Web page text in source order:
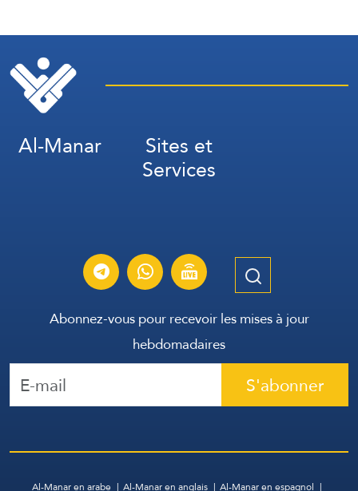
Al-Manar Sites et
Services
Abonnez-vous pour recevoir les mises à jour
hebdomadaires
S'abonner
Al-Manar en arabe Al-Manar en anglais Al-Manar en espagnol